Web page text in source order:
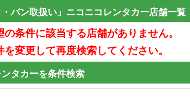
バン取扱い」ニコニコレンタカー店舗一覧
の条件に該当する店舗がありません。
を変更して再度検索してください。
タカーを条件検索